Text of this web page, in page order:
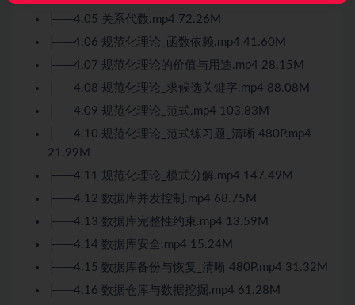
├──4.05 关系代数.mp4 72.26M
├──4.06 规范化理论_函数依赖.mp4 41.60M
├──4.07 规范化理论的价值与用途.mp4 28.15M
├──4.08 规范化理论_求候选关键字.mp4 88.08M
├──4.09 规范化理论_范式.mp4 103.83M
├──4.10 规范化理论_范式练习题_清晰 480P.mp4
21.99M
├──4.11 规范化理论_模式分解.mp4 147.49M
├──4.12 数据库并发控制.mp4 68.75M
├──4.13 数据库完整性约束.mp4 13.59M
├──4.14 数据库安全.mp4 15.24M
├──4.15 数据库备份与恢复_清晰 480P.mp4 31.32M
├──4.16 数据仓库与数据挖掘.mp4 61.28M